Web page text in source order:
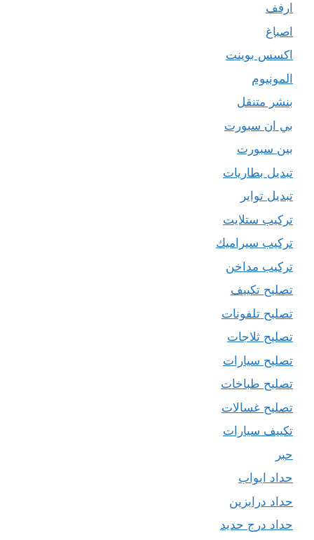
ارفف
اصباغ
اكسس بوينت
المونيوم
بنشر متنقل
بي ان سبورت
بين سبورت
تبديل بطاريات
تبديل تواير
تركيب ستلايت
تركيب سيراميك
تركيب مداخن
تصليح تكييف
تصليح تلفونات
تصليح ثلاجات
تصليح سيارات
تصليح طباخات
تصليح غسالات
تكييف سيارات
حبر
حداد ابواب
حداد درابزين
حداد درج حديد